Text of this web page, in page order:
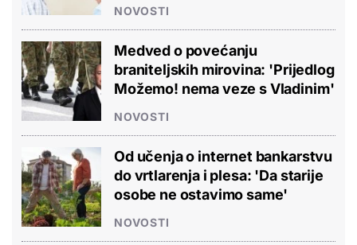
NOVOSTI
Medved o povećanju
braniteljskih mirovina: 'Prijedlog
Možemo! nema veze s Vladinim'
NOVOSTI
Od učenja o internet bankarstvu
do vrtlarenja i plesa: 'Da starije
osobe ne ostavimo same'
NOVOSTI